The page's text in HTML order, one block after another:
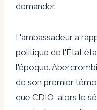
demander.
L'ambassadeur a
politique de l'État
l'époque.
de son premier
que CDIO, alors le